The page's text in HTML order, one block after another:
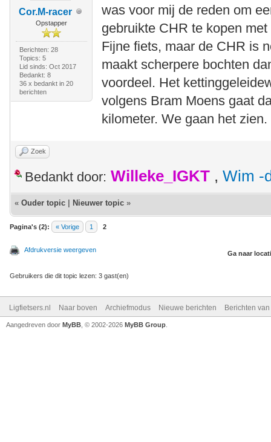
Cor.M-racer
Opstapper
Berichten: 28
Topics: 5
Lid sinds: Oct 2017
Bedankt: 8
36 x bedankt in 20
berichten
was voor mij de reden om
gebruikte CHR te kopen
Fijne fiets, maar de CHR is
maakt scherpere bochten
voordeel. Het
volgens Bram Moens gaat
kilometer. We gaan het zien.
Zoek
Bedankt door: Willeke_IGKT , Wim -
« Ouder topic Nieuwer topic »
Pagina's (2): « Vorige 1 2
Afdrukversie weergeven Ga naar
Gebruikers die dit topic lezen: 3 gast(en)
Ligfietsers.nl Naar boven Archiefmodus Nieuwe berichten Berichten
Aangedreven door MyBB , © 2002-2026 MyBB Group